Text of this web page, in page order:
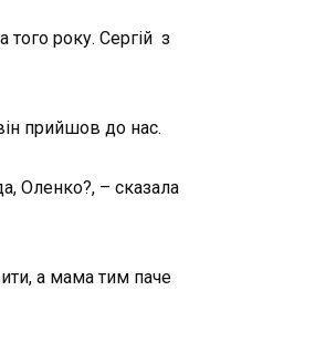
року. Сергій з
прийшов до нас.
Оленко?, – сказала
а мама тим паче